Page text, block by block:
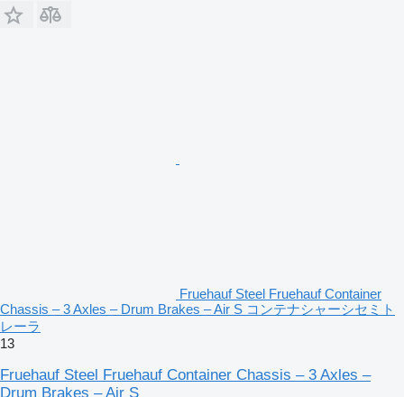
Fruehauf Steel Fruehauf Container
Chassis – 3 Axles – Drum Brakes – Air S コンテナシャーシセミト
レーラ
13
Fruehauf Steel Fruehauf Container Chassis – 3 Axles –
Drum Brakes – Air S